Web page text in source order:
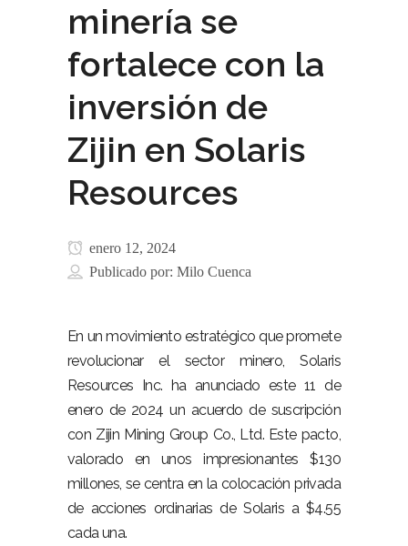
minería se
fortalece con la
inversión de
Zijin en Solaris
Resources
enero 12, 2024
Publicado por: Milo Cuenca
En un movimiento estratégico que promete
revolucionar el sector minero, Solaris
Resources Inc. ha anunciado este 11 de
enero de 2024 un acuerdo de suscripción
con Zijin Mining Group Co., Ltd. Este pacto,
valorado en unos impresionantes $130
millones, se centra en la colocación privada
de acciones ordinarias de Solaris a $4.55
cada una.